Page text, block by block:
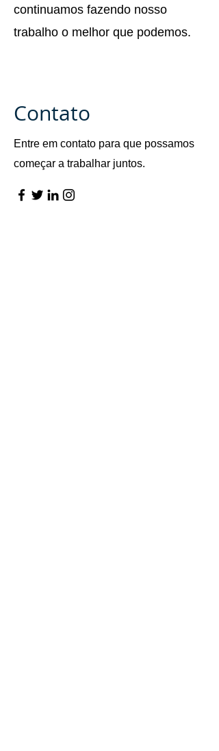
continuamos fazendo nosso
trabalho o melhor que podemos.
​Contato
Entre em contato para que possamos
começar a trabalhar juntos.